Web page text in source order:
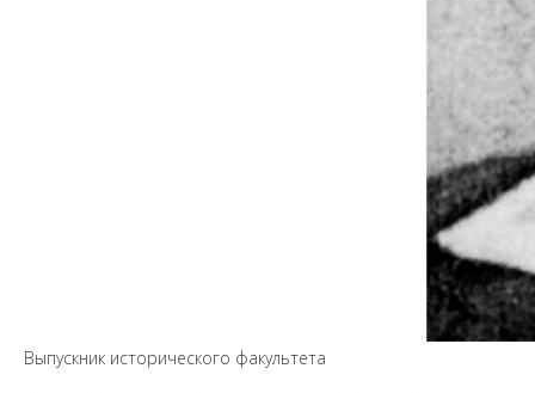
Выпускник исторического факультета